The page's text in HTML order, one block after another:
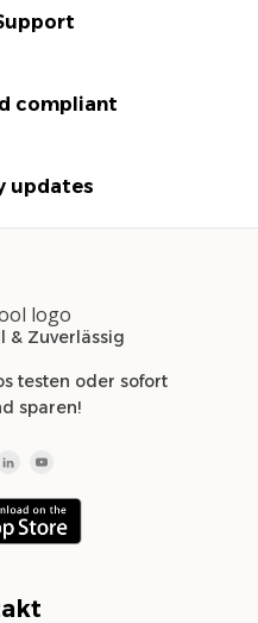
compliant
updates
& Zuverlässig
testen oder sofort
sparen!